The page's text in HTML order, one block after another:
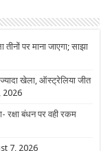
पर माना जाएगा; साझा
खेला, ऑस्ट्रेलिया जीत
2026
बंधन पर वही रकम
7, 2026